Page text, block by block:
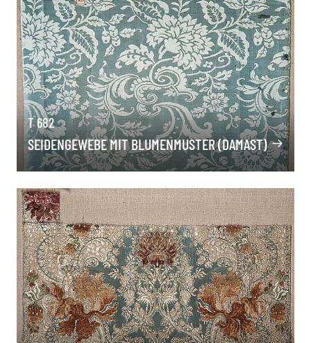
T 682
SEIDENGEWEBE MIT BLUMENMUSTER (DAMAST)